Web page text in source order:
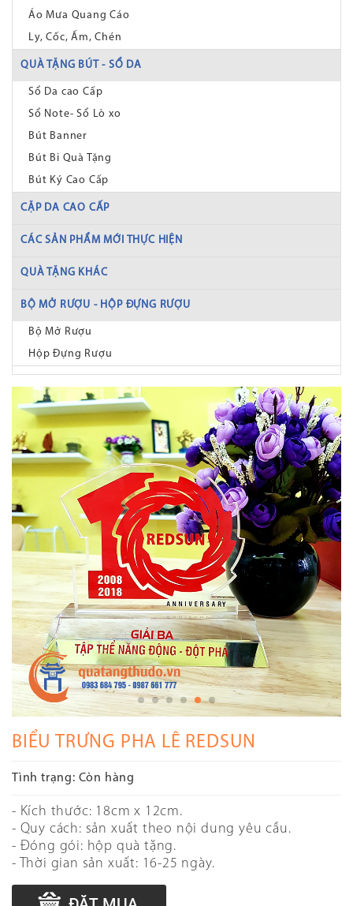
Áo Mưa Quang Cáo
Ly, Cốc, Ấm, Chén
QUÀ TẶNG BÚT - SỔ DA
Sổ Da cao Cấp
Sổ Note- Sổ Lò xo
Bút Banner
Bút Bi Quà Tặng
Bút Ký Cao Cấp
CẶP DA CAO CẤP
CÁC SẢN PHẨM MỚI THỰC HIỆN
QUÀ TẶNG KHÁC
BỘ MỞ RƯỢU - HỘP ĐỰNG RƯỢU
Bộ Mở Rượu
Hộp Đựng Rượu
BIỂU TRƯNG PHA LÊ REDSUN
Tình trạng: Còn hàng
- Kích thước: 18cm x 12cm.
- Quy cách: sản xuất theo nội dung yêu cầu.
- Đóng gói: hộp quà tặng.
- Thời gian sản xuất: 16-25 ngày.